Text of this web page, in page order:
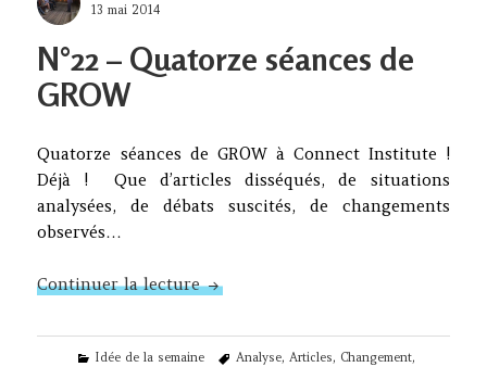
Posted
13 mai 2014
N°22 – Quatorze séances de
GROW
Quatorze séances de GROW à Connect Institute !
Déjà ! Que d’articles disséqués, de situations
analysées, de débats suscités, de changements
observés…
Continuer la lectureN°22 – Quatorze séances de GROW
Categories
Idée de la semaine Tags
Analyse, Articles, Changement,